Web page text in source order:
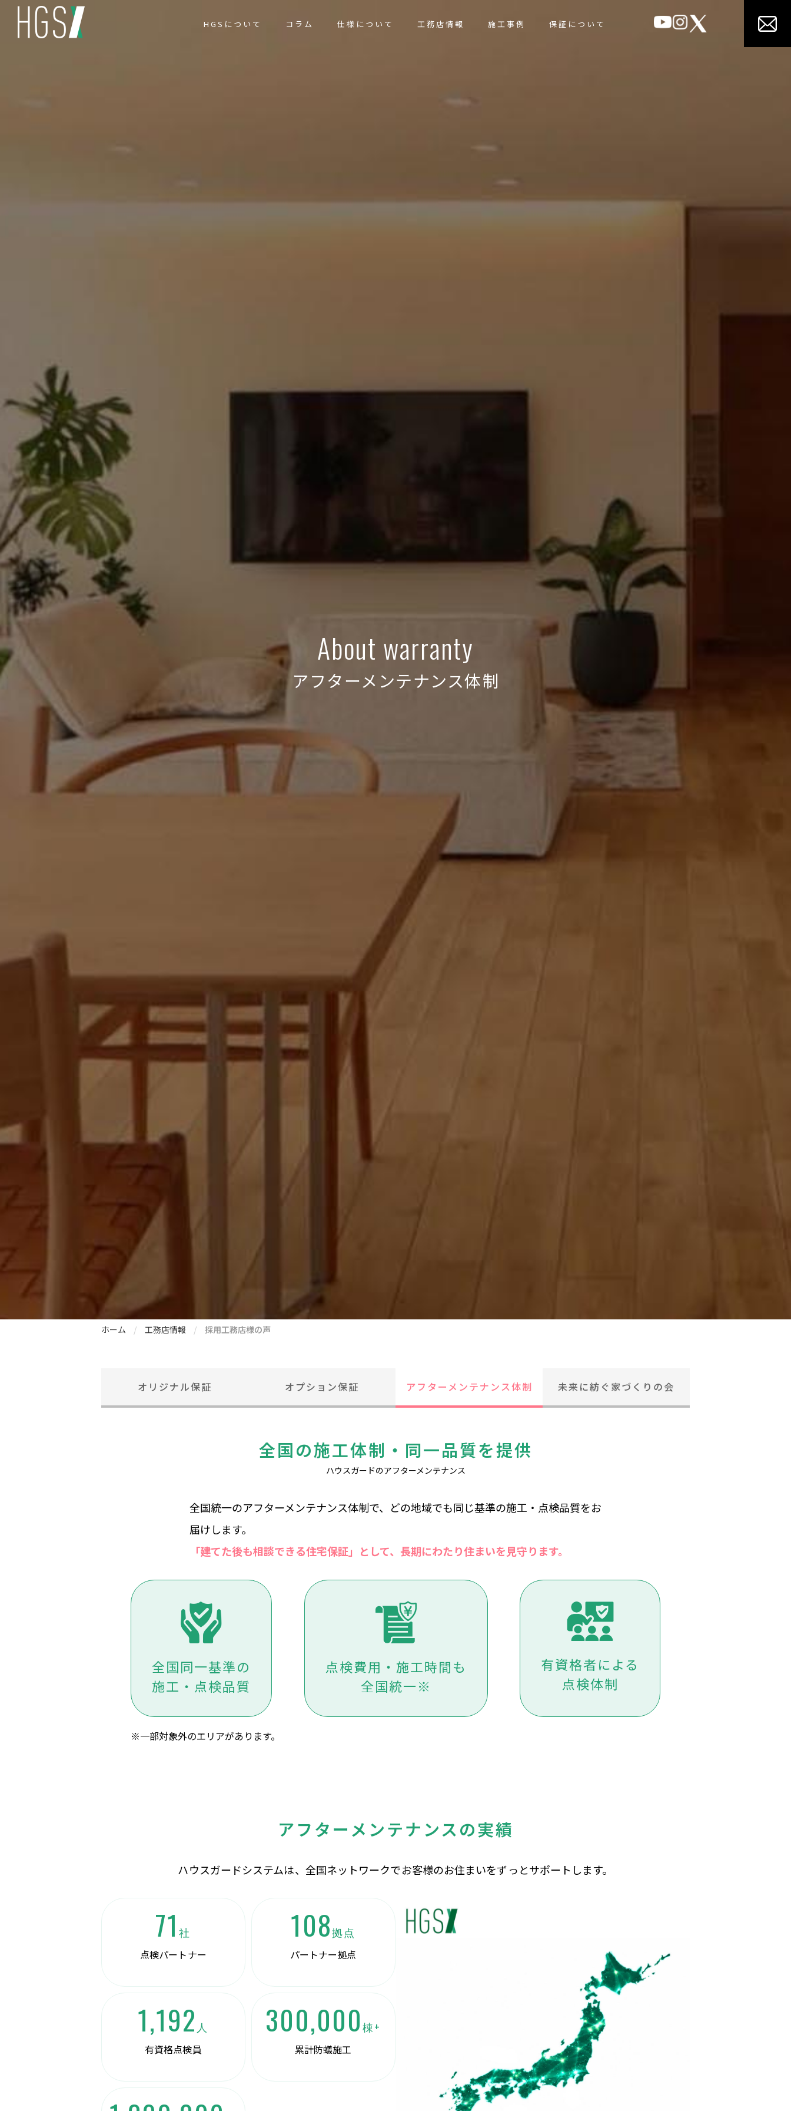
HGSについて コラム 仕様について 工務店情報 施工事例 保証について
About warranty
アフターメンテナンス体制
ホーム 工務店情報 採用工務店様の声
オリジナル保証 オプション保証 アフターメンテナンス体制 未来に紡ぐ家づくりの会
全国の施工体制・同一品質を提供
ハウスガードのアフターメンテナンス
全国統一のアフターメンテナンス体制で、どの地域でも同じ基準の施工・点検品質をお
届けします。
「建てた後も相談できる住宅保証」として、長期にわたり住まいを見守ります。
全国同一基準の
施工・点検品質
点検費用・施工時間も
全国統一※
有資格者による
点検体制
※一部対象外のエリアがあります。
アフターメンテナンスの実績
ハウスガードシステムは、全国ネットワークでお客様のお住まいをずっとサポートします。
71社
点検パートナー
108拠点
パートナー拠点
1,192 人
有資格点検員
300,000棟+
累計防蟻施工